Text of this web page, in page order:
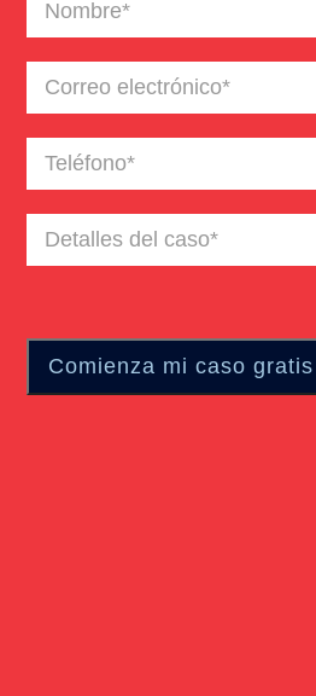
Correo
electrónico(Required)
Teléfono(Required)
Detalles
del